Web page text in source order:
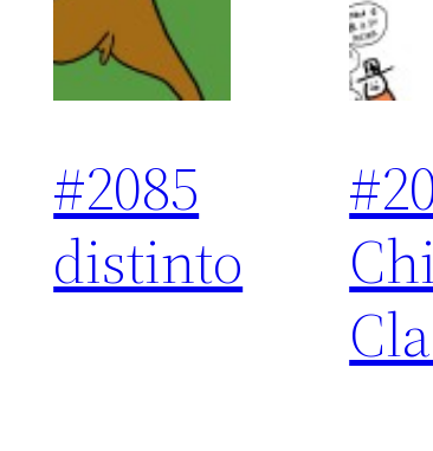
#2085
distinto